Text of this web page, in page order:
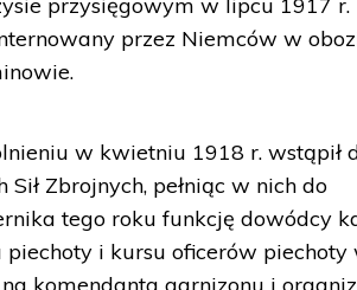
przez Niemców w
w kwietniu 1918 r. wstąpił
Sił Zbrojnych, pełniąc w nich do
tego roku funkcję dowódcy
piechoty i kursu oficerów piechoty